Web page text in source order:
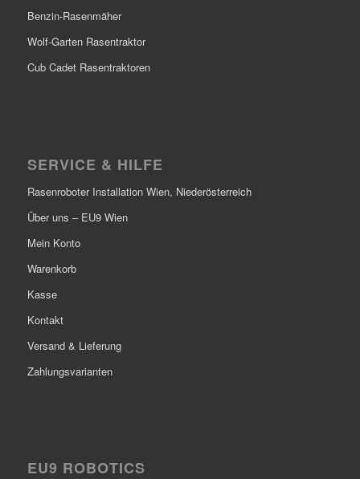
Benzin-Rasenmäher
Wolf-Garten Rasentraktor
Cub Cadet Rasentraktoren
SERVICE & HILFE
Rasenroboter Installation Wien, Niederösterreich
Über uns – EU9 Wien
Mein Konto
Warenkorb
Kasse
Kontakt
Versand & Lieferung
Zahlungsvarianten
EU9 ROBOTICS